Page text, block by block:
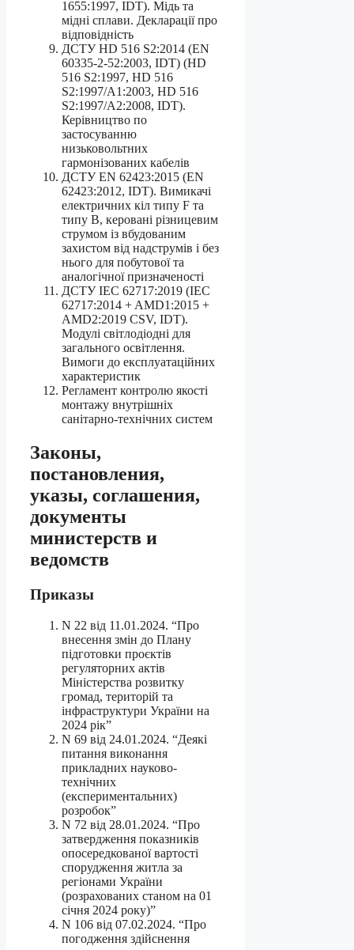
1655:1997, IDT). Мідь та
мідні сплави. Декларації про
відповідність
ДСТУ HD 516 S2:2014 (EN
60335-2-52:2003, IDT) (HD
516 S2:1997, HD 516
S2:1997/A1:2003, HD 516
S2:1997/A2:2008, IDT).
Керівництво по
застосуванню
низьковольтних
гармонізованих кабелів
ДСТУ EN 62423:2015 (EN
62423:2012, IDT). Вимикачі
електричних кіл типу F та
типу В, керовані різницевим
струмом із вбудованим
захистом від надструмів і без
нього для побутової та
аналогічної призначеності
ДСТУ IEC 62717:2019 (IEC
62717:2014 + AMD1:2015 +
AMD2:2019 CSV, IDT).
Модулі світлодіодні для
загального освітлення.
Вимоги до експлуатаційних
характеристик
Регламент контролю якості
монтажу внутрішніх
санітарно-технічних систем
Законы,
постановления,
указы, соглашения,
документы
министерств и
ведомств
Приказы
N 22 від 11.01.2024. “Про
внесення змін до Плану
підготовки проєктів
регуляторних актів
Міністерства розвитку
громад, територій та
інфраструктури України на
2024 рік”
N 69 від 24.01.2024. “Деякі
питання виконання
прикладних науково-
технічних
(експериментальних)
розробок”
N 72 від 28.01.2024. “Про
затвердження показників
опосередкованої вартості
спорудження житла за
регіонами України
(розрахованих станом на 01
січня 2024 року)”
N 106 від 07.02.2024. “Про
погодження здійснення